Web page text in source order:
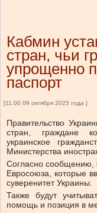
Кабмин
стран, чьи
упрощенно
паспорт
[11:00 09 октября 2025 года ]
Правительство
стран, граждане
украинское
Министерства
Согласно сообщению,
Евросоюза, которые
суверенитет Украины.
Также будут
помощь и позиция в